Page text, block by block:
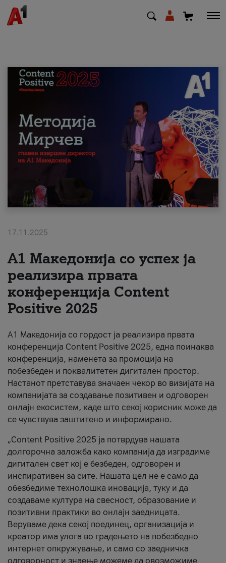
МК EN
Приватни Деловни
Поддршка
Надополни кредит
#ПодобарОнлајн
17.11.2025
А1 Македонија со успех ја
реализира првата
конференција Content
Positive 2025
А1 Македонија со гордост ја реализира првата
конференција Content Positive 2025, една поинаква
конференција, наменета за промоција на
побезбеден и поквалитетен дигитален простор.
Настанот претставува значаен чекор во визијата на
компанијата за создавање позитивен и одговорен
онлајн екосистем, каде што секој корисник може да
се чувствува заштитено и информирано.
„Content Positive 2025 ја потврдува нашата
долгорочна заложба како компанија да изградиме
дигитален свет кој е безбеден, одговорен и
инспиративен за сите. Нашата цел не е само да
обезбедиме технолошка иновација, туку и да
создаваме култура на свесност, образование и
позитивни практики во онлајн заедницата.
Веруваме дека секој поединец, организација и
креатор има улога во градењето на побезбедно
интернет опкружување, и само со заедничка
одговорност и знаење можеме да овозможиме